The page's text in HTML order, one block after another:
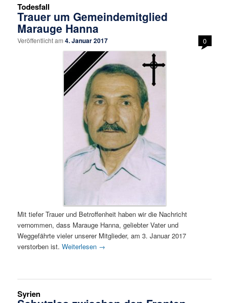
Todesfall
Trauer um Gemeindemitglied
Marauge Hanna
Veröffentlicht am4. Januar 2017 0
Mit tiefer Trauer und Betroffenheit haben wir die Nachricht
vernommen, dass Marauge Hanna, geliebter Vater und
Weggefährte vieler unserer Mitglieder, am 3. Januar 2017
verstorben ist.Weiterlesen →
Syrien